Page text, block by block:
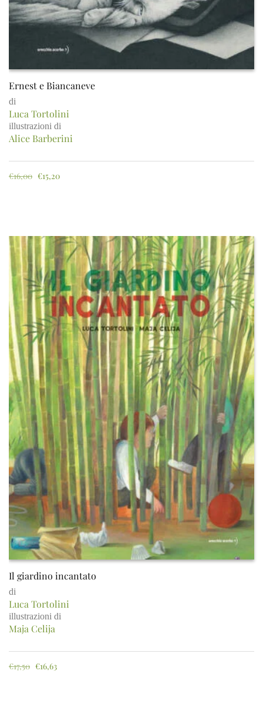
Ernest e Biancaneve
di
Luca Tortolini
illustrazioni di
Alice Barberini
€16,00 €15,20
Il giardino incantato
di
Luca Tortolini
illustrazioni di
Maja Celija
€17,50 €16,63